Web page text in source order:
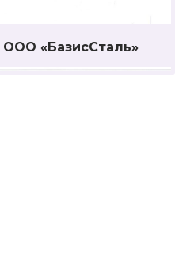
ООО «БазисСталь»